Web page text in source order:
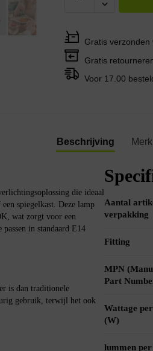
Gratis verzonden
Gratis
Voor 17.00
Beschrijving Merk
die ideaal
spiegelkast. Deze lamp
wat zorgt voor een
in standaard E14
is dan traditionele
gebruik, terwijl het ook
Aantal
verpakking
Fitting
MPN
Part
Wattage
(W)
lummen